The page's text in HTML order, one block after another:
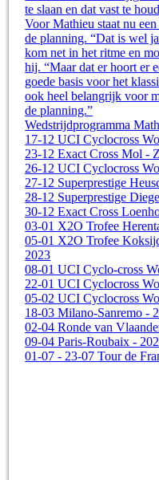
te slaan en dat vast te
Voor Mathieu staat nu
de planning. “Dat is wel
kom net in het ritme en
hij. “Maar dat er hoort er
goede basis voor het
ook heel belangrijk voor
de planning.”
Wedstrijdprogramma
17-12 UCI Cyclocross
23-12 Exact Cross Mol -
26-12 UCI Cyclocross
27-12 Superprestige
28-12 Superprestige
30-12 Exact Cross
03-01 X2O Trofee
05-01 X2O Trofee
2023
08-01 UCI Cyclo-cross
22-01 UCI Cyclocross
05-02 UCI Cyclocross
18-03 Milano-Sanremo -
02-04 Ronde van
09-04 Paris-Roubaix -
01-07 - 23-07 Tour de